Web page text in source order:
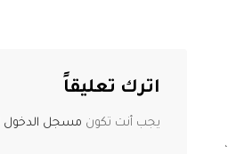
،
اترك تعليقاً
يجب أنت تكون مسجل الدخول